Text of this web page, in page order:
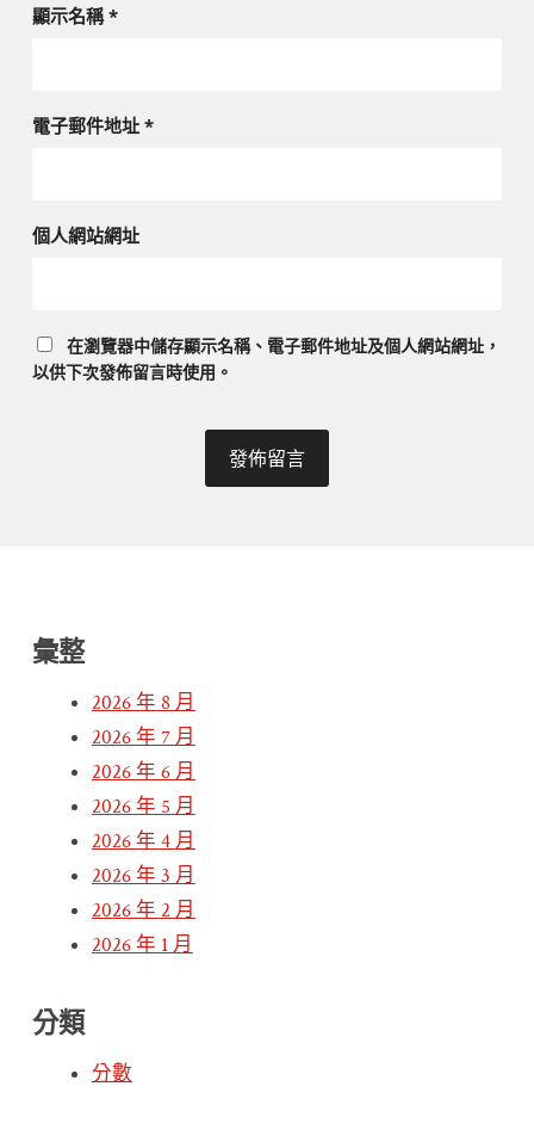
顯示名稱*
電子郵件地址 *
個人網站網址
在瀏覽器中儲存顯示名稱、電子郵件地址及個人網站網址，
以供下次發佈留言時使用。
彙整
2026 年 8 月
2026 年 7 月
2026 年 6 月
2026 年 5 月
2026 年 4 月
2026 年 3 月
2026 年 2 月
2026 年 1 月
分類
分數